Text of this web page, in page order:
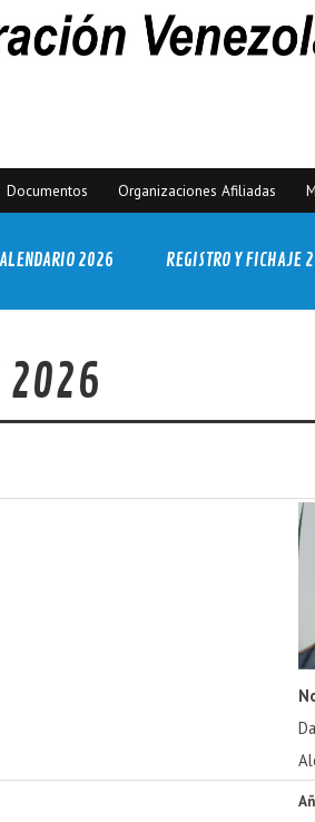
Documentos Organizaciones Afiliadas
Actividades Subacuáticas
2026 REGISTRO Y FICHAJE
2026